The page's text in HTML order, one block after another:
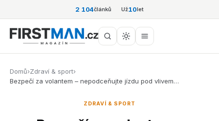
2 104článků Už10let
Domů›Zdraví & sport›
Bezpečí za volantem – nepodceňujte jízdu pod vlivem…
ZDRAVÍ & SPORT